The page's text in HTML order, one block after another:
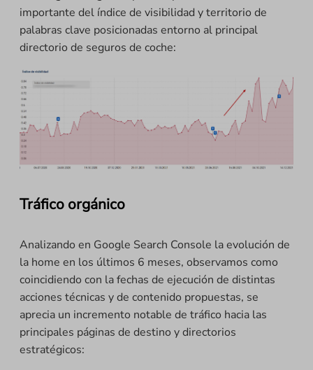
importante del índice de visibilidad y territorio de
palabras clave posicionadas entorno al principal
directorio de seguros de coche:
Tráfico orgánico
Analizando en Google Search Console la evolución de
la home en los últimos 6 meses, observamos como
coincidiendo con la fechas de ejecución de distintas
acciones técnicas y de contenido propuestas, se
aprecia un incremento notable de tráfico hacia las
principales páginas de destino y directorios
estratégicos: